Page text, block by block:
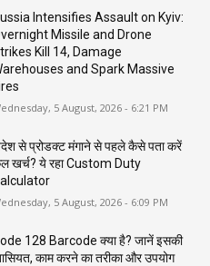
Intensifies Assault on Kyiv:
Missile and Drone
Kill 14, Damage
and Spark Massive
5 August, 2026 - 6:21 PM
से प्रोडक्ट मंगाने से पहले कैसे पता करें
खर्च? ये रहा Custom Duty
5 August, 2026 - 6:09 PM
128 Barcode क्या है? जानें इसकी
काम करने का तरीका और उपयोग